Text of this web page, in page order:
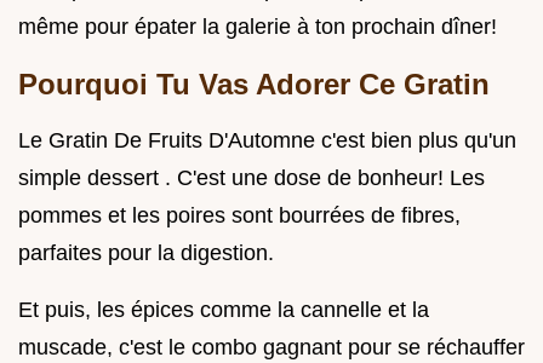
même pour épater la galerie à ton prochain dîner!
Pourquoi Tu Vas Adorer Ce Gratin
Le Gratin De Fruits D'Automne c'est bien plus qu'un
simple dessert . C'est une dose de bonheur! Les
pommes et les poires sont bourrées de fibres,
parfaites pour la digestion.
Et puis, les épices comme la cannelle et la
muscade, c'est le combo gagnant pour se réchauffer